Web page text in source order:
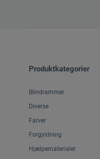
Color Expert
Etter Art
Produktkategorier
Blindrammer
Diverse
Farver
Forgyldning
Hjælpematerialer